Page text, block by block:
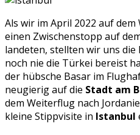
Als wir im April 2022 auf dem
einen Zwischenstopp auf
landeten, stellten wir uns
noch nie die Türkei bereist
der hübsche Basar im
neugierig auf die Stadt am
dem Weiterflug nach
kleine Stippvisite in Istanbul